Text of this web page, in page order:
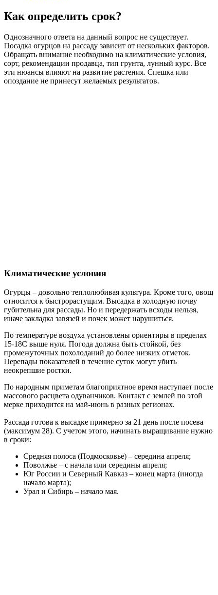
Как определить срок?
Однозначного ответа на данный вопрос не существует.
Посадка огурцов на рассаду зависит от нескольких факторов.
Обращать внимание необходимо на климатические условия,
сорт, рекомендации продавца, тип грунта, лунный курс. Все
эти нюансы влияют на развитие растения. Спешка или
опоздание не принесут желаемых результатов.
Климатические условия
Огурцы – довольно теплолюбивая культура. Кроме того, овощ
относится к быстрорастущим. Высадка в холодную почву
губительна для рассады. Но и передержать всходы нельзя,
иначе закладка завязей и почек может нарушиться.
По температуре воздуха установлены ориентиры в пределах
15-18С выше нуля. Погода должна быть стойкой, без
промежуточных похолоданий до более низких отметок.
Перепады показателей в течение суток могут убить
неокрепшие ростки.
По народным приметам благоприятное время наступает после
массового расцвета одуванчиков. Контакт с землей по этой
мерке приходится на май-июнь в разных регионах.
Рассада готова к высадке примерно за 21 день после посева
(максимум 28). С учетом этого, начинать выращивание нужно
в сроки:
Средняя полоса (Подмосковье) – середина апреля;
Поволжье – с начала или середины апреля;
Юг России и Северный Кавказ – конец марта (иногда
начало марта);
Урал и Сибирь – начало мая.